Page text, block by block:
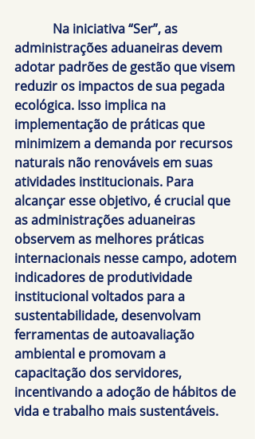
Na iniciativa “Ser”, as
administrações aduaneiras devem
adotar padrões de gestão que visem
reduzir os impactos de sua pegada
ecológica. Isso implica na
implementação de práticas que
minimizem a demanda por recursos
naturais não renováveis em suas
atividades institucionais. Para
alcançar esse objetivo, é crucial que
as administrações aduaneiras
observem as melhores práticas
internacionais nesse campo, adotem
indicadores de produtividade
institucional voltados para a
sustentabilidade, desenvolvam
ferramentas de autoavaliação
ambiental e promovam a
capacitação dos servidores,
incentivando a adoção de hábitos de
vida e trabalho mais sustentáveis.